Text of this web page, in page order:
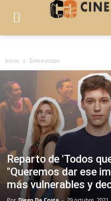
Inicio Entrevistas
Reparto de 'Todos
"Queremos dar ese
más vulnerables y